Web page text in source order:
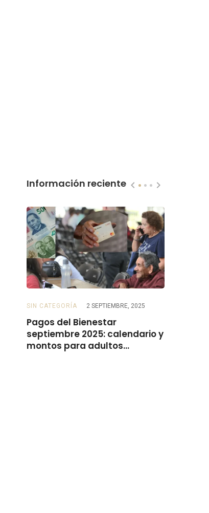
Información reciente
SIN CATEGORÍA 2 SEPTIEMBRE, 2025
Pagos del Bienestar
septiembre 2025: calendario y
montos para adultos